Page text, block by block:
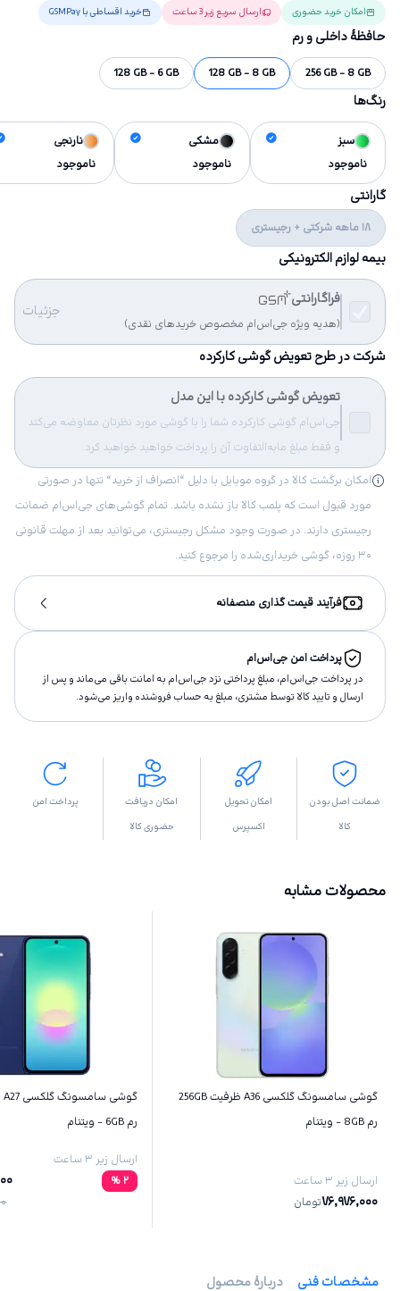
امکان خرید حضوری ارسال سریع زیر 3 ساعت خرید اقساطی با GSMPay
حافظهٔ داخلی و رم
256 GB - 8 GB
128 GB - 8 GB
128 GB - 6 GB
رنگ‌ها
سبز
ناموجود
مشکی
ناموجود
نارنجی
ناموجود
گارانتی
18 ماهه شرکتی + رجیستری
بیمه لوازم الکترونیکی
فراگارانتی
(هدیه ویژه جی‌اس‌ام مخصوص خریدهای نقدی)
جزئیات
شرکت در طرح تعویض گوشی کارکرده
تعویض گوشی کارکرده با این مدل
جی‌اس‌ام گوشی کارکرده شما را با گوشی مورد نظرتان معاوضه می‌کند
و فقط مبلغ مابه‌التفاوت آن را پرداخت خواهید خواهید کرد.
امکان برگشت کالا در گروه موبایل با دلیل “انصراف از خرید“ تنها در صورتی
مورد قبول است که پلمب کالا باز نشده باشد. تمام گوشی‌های جی‌اس‌ام ضمانت
رجیستری دارند. در صورت وجود مشکل رجیستری، می‌توانید بعد از مهلت قانونی
۳۰ روزه، گوشی خریداری‌شده را مرجوع کنید.
فرآیند قیمت گذاری منصفانه
پرداخت امن جی‌اس‌ام
در پرداخت جی‌اس‌ام، مبلغ پرداختى نزد جی‌اس‌ام به امانت باقى مى‌ماند و پس از
ارسال و تاييد كالا توسط مشتری، مبلغ به حساب فروشنده واريز مى‌شود.
ضمانت اصل بودن
کالا
امکان تحویل
اکسپرس
امکان دریافت
حضوری کالا
پرداخت امن
محصولات مشابه
گوشی سامسونگ گلکسی A36 ظرفیت 256GB
رم 8GB - ویتنام
ارسال زیر ۳ ساعت
76,976,000تومان
رم 6GB - ویتنام
ارسال زیر ۳ ساعت
2
%
مشخصات فنی دربارهٔ محصول